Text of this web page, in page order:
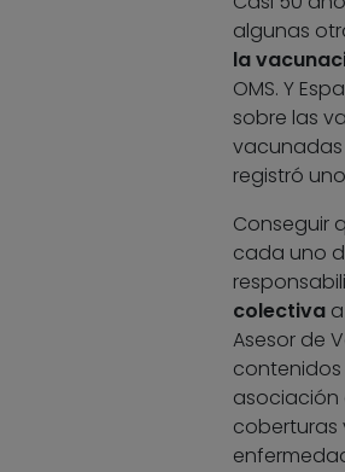
algunas
la
OMS. Y
sobre las
vacunadas
registró
Conseguir
cada uno
colectivaa
Asesor de
contenidos
asociación
coberturas